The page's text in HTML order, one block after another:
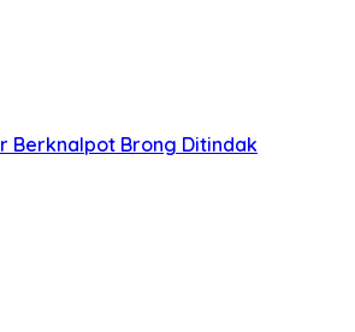
Berknalpot Brong Ditindak